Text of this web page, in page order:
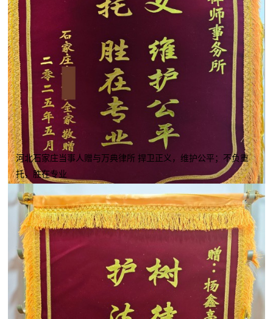
河北石家庄当事人赠与万典律所 捍卫正义，维护公平；不负重
托，胜在专业